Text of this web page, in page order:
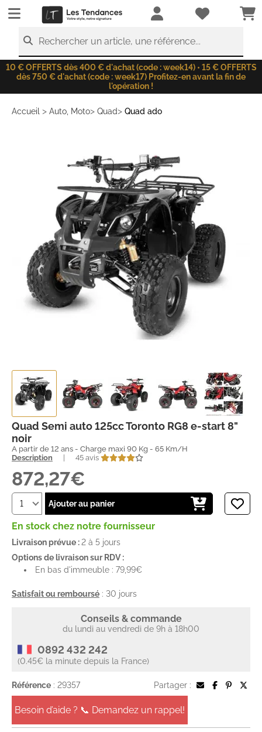
LesTendances.fr
Rechercher un article, une référence...
10 € OFFERTS dès 400 € d'achat (code : week14) • 15 € OFFERTS
dès 750 € d'achat (code : week17) Profitez-en avant la fin de
l'opération !
Accueil > Auto, Moto> Quad> Quad ado
Quad Semi auto 125cc Toronto RG8 e-start 8"
noir
A partir de 12 ans - Charge maxi 90 Kg - 65 Km/H
Description
45 avis
872,27€
Ajouter au panier
En stock chez notre fournisseur
Livraison prévue :2 à 5 jours
Options de livraison sur RDV :
En bas d'immeuble : 79,99€
Satisfait ou remboursé : 30 jours
Conseils & commande
du lundi au vendredi de 9h à 18h00
0892 432 242
(0.45€ la minute depuis la France)
Référence : 29357 Partager :
Besoin d’aide ? 📞 Demandez un rappel!